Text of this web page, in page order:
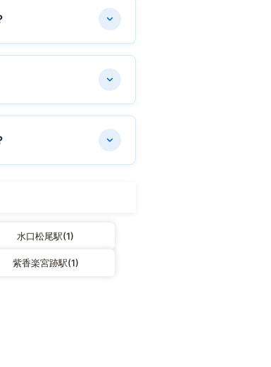
水口松尾駅(1)
紫香楽宮跡駅(1)